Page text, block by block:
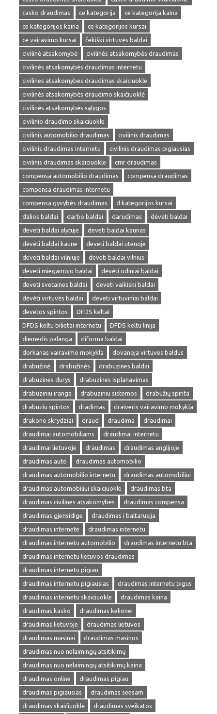
casko draudimas
ce kategorija
ce kategorija kaina
ce kategorijos kaina
ce kategorijos kursai
ce vairavimo kursai
čekiški virtuvės baldai
civilinė atsakomybė
civilinės atsakomybės draudimas
civilinės atsakomybės draudimas internetu
civilines atsakomybes draudimas skaiciuokle
civilinės atsakomybės draudimo skaičiuoklė
civilinės atsakomybės sąlygos
civilinio draudimo skaiciuokle
civilinis automobilio draudimas
civilinis draudimas
civilinis draudimas internetu
civilinis draudimas pigiausias
civilinis draudimas skaiciuokle
cmr draudimas
compensa automobilio draudimas
compensa draudimas
compensa draudimas internetu
compensa gyvybės draudimas
d kategorijos kursai
dalios baldai
darbo baldai darudimas
dėvėti baldai
deveti baldai alytuje
deveti baldai kaunas
dėvėti baldai kaune
deveti baldai utenoje
deveti baldai vilniuje
deveti baldai vilnius
deveti miegamojo baldai
dėvėti odiniai baldai
deveti svetaines baldai
deveti vaikiski baldai
dėvėti virtuvės baldai
deveti virtuviniai baldai
devetos spintos
DFDS keltai
DFDS keltu bilietai internetu
DFDS keltu linija
diemedis palanga
diforma baldai
dorkanas vairavimo mokykla
dovanoja virtuves baldus
drabužinė
drabužinės
drabuzines baldai
drabuzines durys
drabuzines isplanavimas
drabuziniu iranga
drabuziniu sistemos
drabužių spinta
drabuziu spintos
dradimas
draiveris vairavimo mokykla
drakono skrydziai
draud draudima
draudimai
draudimai automobiliams
draudimai internetu
draudimai lietuvoje
draudimas
draudimas anglijoje
draudimas auto
draudimas automobilio
draudimas automobilio internetu
draudimas automobiliui
draudimas automobiliui skaiciuokle
draudimas bta
draudimas civilines atsakomybes
draudimas compensa
draudimas gjensidige
draudimas i baltarusija
draudimas internete
draudimas internetu
draudimas internetu automobilio
draudimas internetu bta
draudimas internetu lietuvos draudimas
draudimas internetu pigiau
draudimas internetu pigiausias
draudimas internetu pigus
draudimas internetu skaiciuokle
draudimas kaina
draudimas kasko
draudimas kelionei
draudimas lietuvoje
draudimas lietuvos
draudimas masinai
draudimas masinos
draudimas nuo nelaimingų atsitikimų
draudimas nuo nelaimingų atsitikimų kaina
draudimas online
draudimas pigiau
draudimas pigiausias
draudimas seesam
draudimas skaičiuoklė
draudimas sveikatos